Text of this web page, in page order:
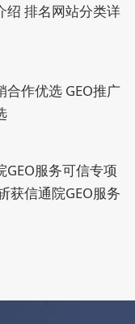
绍 排名网站分类详
合作优选 GEO推广
服务可信专项
获信通院GEO服务